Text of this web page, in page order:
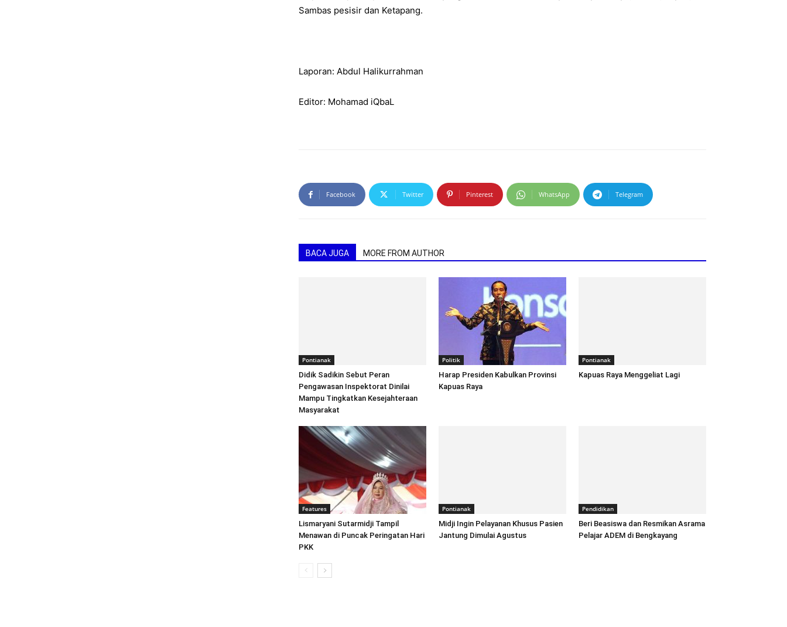
Sambas pesisir dan Ketapang.
Laporan: Abdul Halikurrahman
Editor: Mohamad iQbaL
Facebook Twitter Pinterest WhatsApp Telegram
BACA JUGA MORE FROM AUTHOR
Pontianak
Didik Sadikin Sebut Peran
Pengawasan Inspektorat Dinilai
Mampu Tingkatkan Kesejahteraan
Masyarakat
Politik
Harap Presiden Kabulkan Provinsi
Kapuas Raya
Pontianak
Kapuas Raya Menggeliat Lagi
Features
Lismaryani Sutarmidji Tampil
Menawan di Puncak Peringatan Hari
PKK
Pontianak
Midji Ingin Pelayanan Khusus Pasien
Jantung Dimulai Agustus
Pendidikan
Beri Beasiswa dan Resmikan Asrama
Pelajar ADEM di Bengkayang